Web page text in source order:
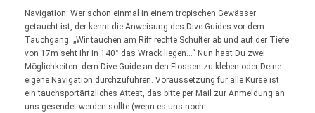
Navigation. Wer schon einmal in einem tropischen Gewässer
getaucht ist, der kennt die Anweisung des Dive-Guides vor dem
Tauchgang: „Wir tauchen am Riff rechte Schulter ab und auf der Tiefe
von 17m seht ihr in 140° das Wrack liegen…“ Nun hast Du zwei
Möglichkeiten: dem Dive Guide an den Flossen zu kleben oder Deine
eigene Navigation durchzuführen. Voraussetzung für alle Kurse ist
ein tauchsportärtzliches Attest, das bitte per Mail zur Anmeldung an
uns gesendet werden sollte (wenn es uns noch…